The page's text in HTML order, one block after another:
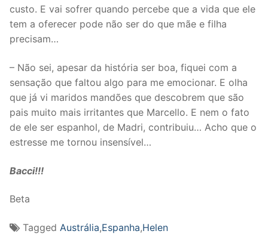
custo. E vai sofrer quando percebe que a vida que ele
tem a oferecer pode não ser do que mãe e filha
precisam…
– Não sei, apesar da história ser boa, fiquei com a
sensação que faltou algo para me emocionar. E olha
que já vi maridos mandões que descobrem que são
pais muito mais irritantes que Marcello. E nem o fato
de ele ser espanhol, de Madri, contribuiu… Acho que o
estresse me tornou insensível…
Bacci!!!
Beta
Tagged Austrália,Espanha,Helen